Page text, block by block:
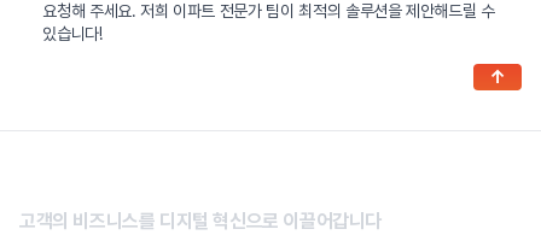
요청해 주세요. 저희 이파트 전문가 팀이 최적의 솔루션을 제안해드릴 수
있습니다!
고객의 비즈니스를 디지털 혁신으로 이끌어갑니다
↑